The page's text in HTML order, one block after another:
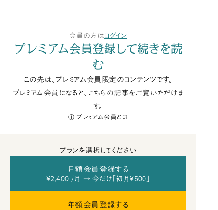
会員の方はログイン
プレミアム会員登録して続きを読
む
この先は、プレミアム会員限定のコンテンツです。
プレミアム会員になると、こちらの記事をご覧いただけま
す。
プレミアム会員とは
プランを選択してください
月額会員登録する
¥2,400 /月 → 今だけ「初月¥500」
年額会員登録する